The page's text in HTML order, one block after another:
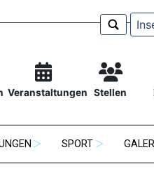
Veranstaltungen Stellen
SPORT